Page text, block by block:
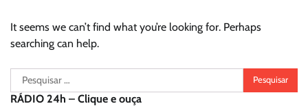
It seems we can’t find what you’re looking for. Perhaps
searching can help.
Pesquisar
por:
RÁDIO 24h – Clique e ouça